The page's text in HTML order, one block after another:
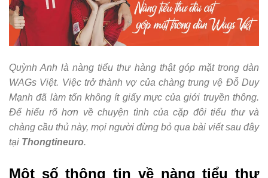
Quỳnh Anh là nàng tiểu thư hàng thật góp mặt trong dàn
WAGs Việt. Việc trở thành vợ của chàng trung vệ Đỗ Duy
Mạnh đã làm tốn không ít giấy mực của giới truyền thông.
Để hiểu rõ hơn về chuyện tình của cặp đôi tiểu thư và
chàng cầu thủ này, mọi người đừng bỏ qua bài viết sau đây
tại Thongtineuro.
Một số thông tin về nàng tiểu thư